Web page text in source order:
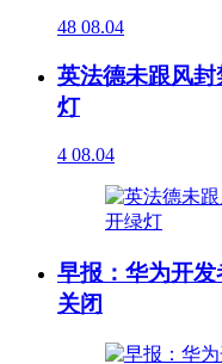
48 08.04
英法德未跟风
灯
4 08.04
早报：华为开
关闭